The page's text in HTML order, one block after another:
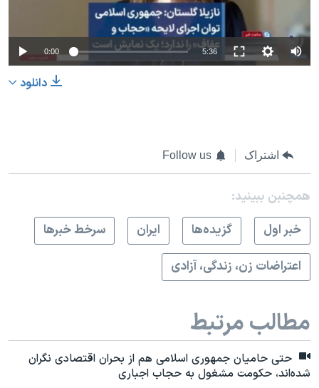
0:00 5:36
دانلود
اشتراک Follow us
همچنبن ببینید:
خبر اول
گزيده‌ها ايران
سرخط خبرها
اعتراضات زن، زندگی، آزادی
مطالب مرتبط
حتی حامیان جمهوری اسلامی هم از بحران اقتصادی نگران
شده‌اند، حکومت مشغول به حجاب اجباری